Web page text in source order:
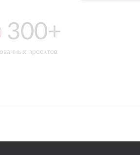
300+
проектов